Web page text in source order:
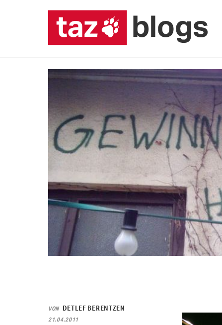
VON DETLEF BERENTZEN
21.04.2011